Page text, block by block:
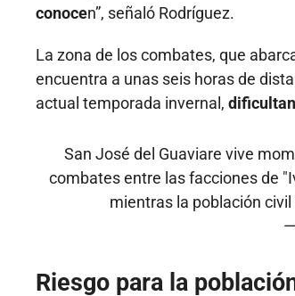
conocen”, señaló Rodríguez.
La zona de los combates, que
encuentra a unas seis horas de
actual temporada invernal,
San José del Guaviare vive
combates entre las facciones de
mientras la población
Riesgo para la